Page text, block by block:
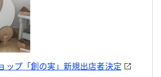
タートアップの認定を行いましたので
。
ップ「創の実」新規出店者決定